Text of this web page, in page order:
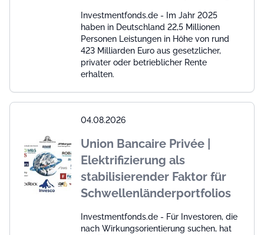
Investmentfonds.de - Im Jahr 2025
haben in Deutschland 22,5 Millionen
Personen Leistungen in Höhe von rund
423 Milliarden Euro aus gesetzlicher,
privater oder betrieblicher Rente
erhalten.
04.08.2026
Union Bancaire Privée |
Elektrifizierung als
stabilisierender Faktor für
Schwellenländerportfolios
Investmentfonds.de - Für Investoren, die
nach Wirkungsorientierung suchen, hat